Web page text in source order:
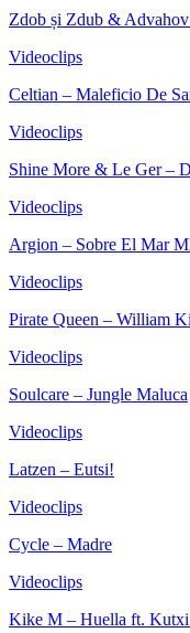
Zdob și Zdub &
Videoclips
Celtian – Maleficio De
Videoclips
Shine More & Le Ger –
Videoclips
Argion – Sobre El Mar
Videoclips
Pirate Queen – William
Videoclips
Soulcare – Jungle Maluca
Videoclips
Latzen – Eutsi!
Videoclips
Cycle – Madre
Videoclips
Kike M – Huella ft. Kutxi